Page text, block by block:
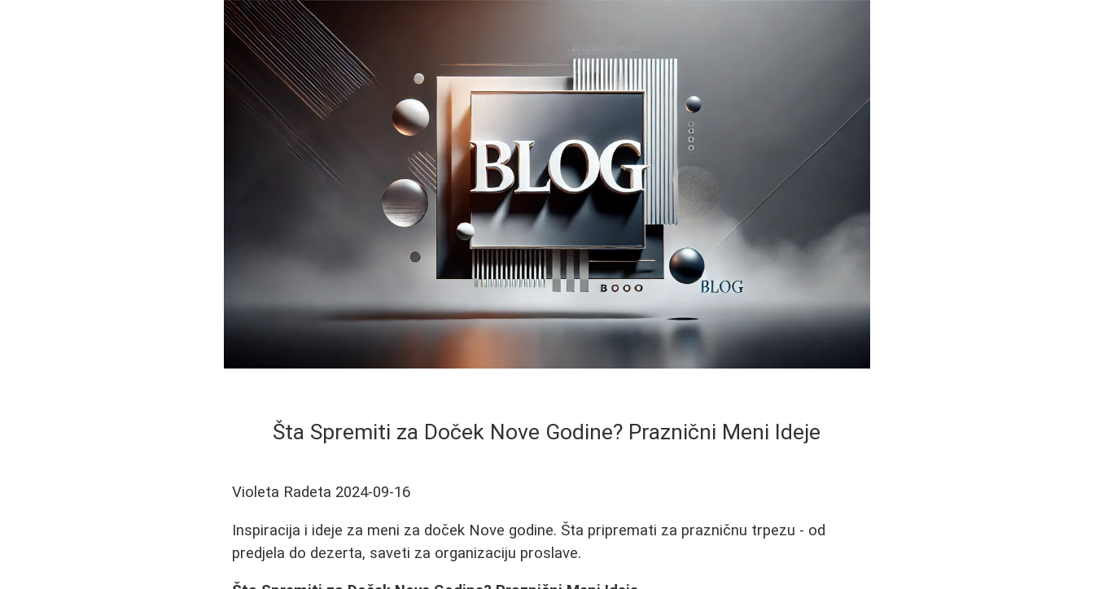
Šta Spremiti za Doček Nove Godine? Praznični Meni Ideje
Violeta Radeta 2024-09-16
Inspiracija i ideje za meni za doček Nove godine. Šta pripremati za prazničnu trpezu - od
predjela do dezerta, saveti za organizaciju proslave.